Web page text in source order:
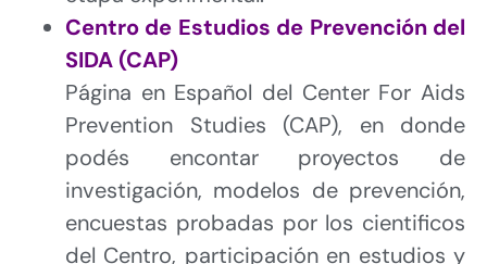
Centro de Estudios de Prevención del
SIDA (CAP)
Página en Español del Center For Aids
Prevention Studies (CAP), en donde
podés encontar proyectos de
investigación, modelos de prevención,
encuestas probadas por los cientificos
del Centro, participación en estudios y